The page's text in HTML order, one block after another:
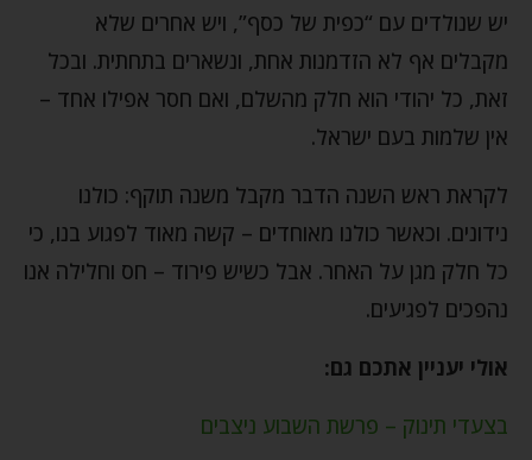
יש שנולדים עם “כפית של כסף”, ויש אחרים שלא
מקבלים אף לא הזדמנות אחת, ונשארים בתחתית. ובכל
זאת, כל יהודי הוא חלק מהשלם, ואם חסר אפילו אחד –
אין שלמות בעם ישראל.
לקראת ראש השנה הדבר מקבל משנה תוקף: כולנו
נידונים. וכאשר כולנו מאוחדים – קשה מאוד לפגוע בנו, כי
כל חלק מגן על האחר. אבל כשיש פירוד – חס וחלילה אנו
נהפכים לפגיעים.
אולי יעניין אתכם גם:
בצעדי תינוק – פרשת השבוע ניצבים